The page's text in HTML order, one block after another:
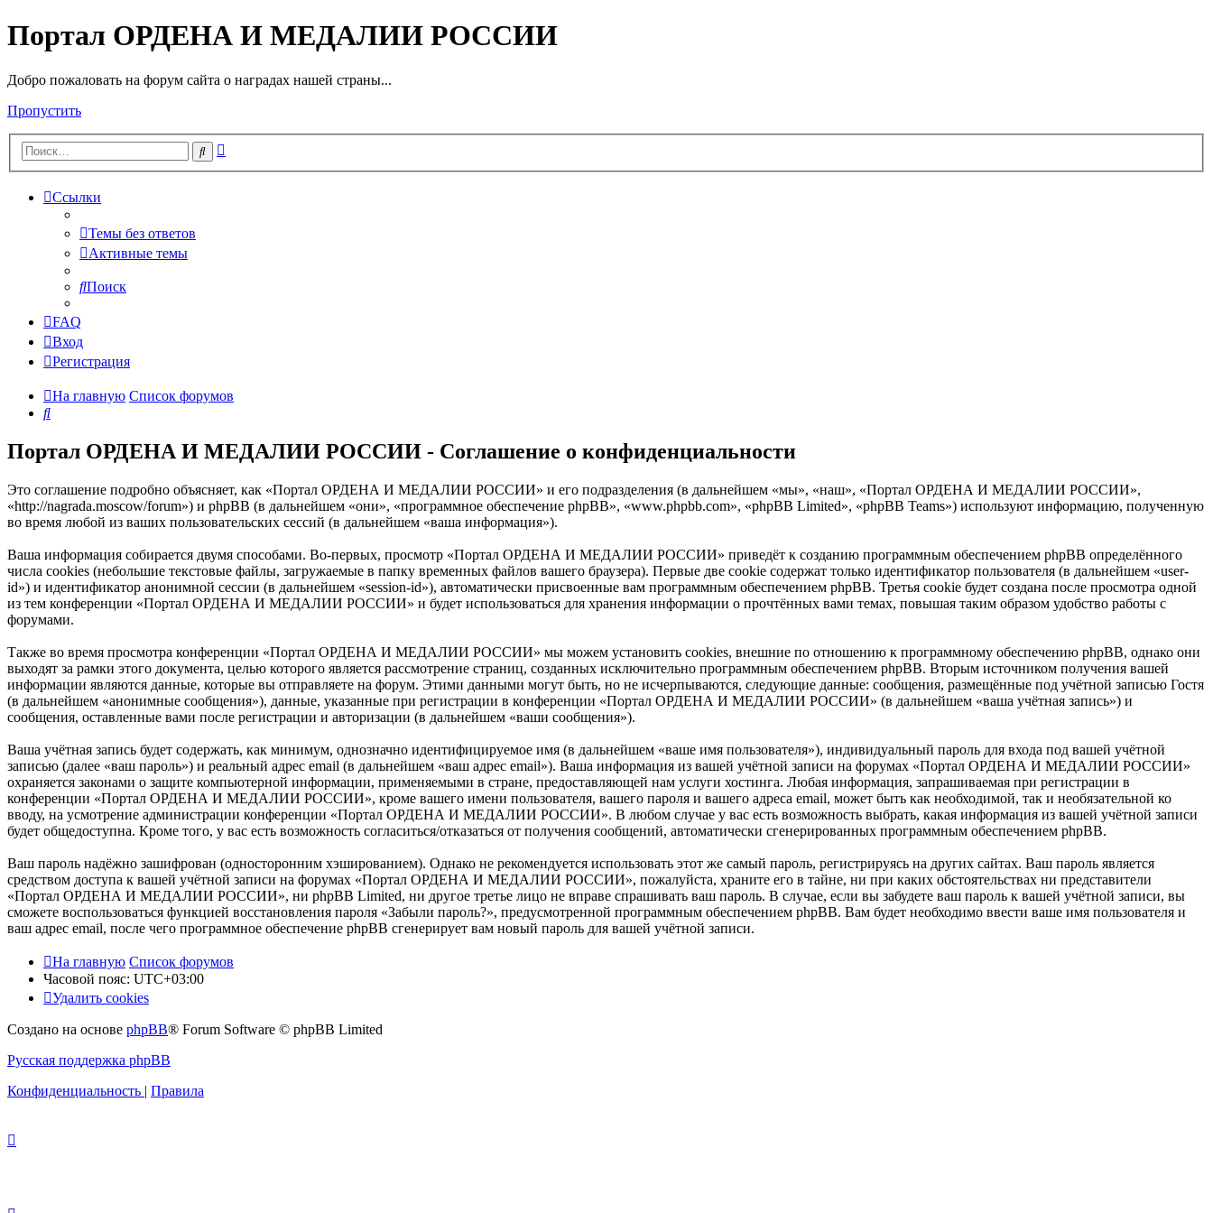
Портал ОРДЕНА И МЕДАЛИИ РОССИИ
Добро пожаловать на форум сайта о наградах нашей страны...
Пропустить
Поиск
Ссылки
Темы без ответов
Активные темы
Поиск
FAQ
Вход
Регистрация
На главную Список форумов
Поиск
Портал ОРДЕНА И МЕДАЛИИ РОССИИ - Соглашение о конфиденциальности
Это соглашение подробно объясняет, как «Портал ОРДЕНА И МЕДАЛИИ РОССИИ» и его подразделения (в дальнейшем «мы», «наш», «Портал ОРДЕНА И МЕДАЛИИ РОССИИ»,
«http://nagrada.moscow/forum») и phpBB (в дальнейшем «они», «программное обеспечение phpBB», «www.phpbb.com», «phpBB Limited», «phpBB Teams») используют информацию, полученную
во время любой из ваших пользовательских сессий (в дальнейшем «ваша информация»).
Ваша информация собирается двумя способами. Во-первых, просмотр «Портал ОРДЕНА И МЕДАЛИИ РОССИИ» приведёт к созданию программным обеспечением phpBB определённого
числа cookies (небольшие текстовые файлы, загружаемые в папку временных файлов вашего браузера). Первые две cookie содержат только идентификатор пользователя (в дальнейшем «user-
id») и идентификатор анонимной сессии (в дальнейшем «session-id»), автоматически присвоенные вам программным обеспечением phpBB. Третья cookie будет создана после просмотра одной
из тем конференции «Портал ОРДЕНА И МЕДАЛИИ РОССИИ» и будет использоваться для хранения информации о прочтённых вами темах, повышая таким образом удобство работы с
форумами.
Также во время просмотра конференции «Портал ОРДЕНА И МЕДАЛИИ РОССИИ» мы можем установить cookies, внешние по отношению к программному обеспечению phpBB, однако они
выходят за рамки этого документа, целью которого является рассмотрение страниц, созданных исключительно программным обеспечением phpBB. Вторым источником получения вашей
информации являются данные, которые вы отправляете на форум. Этими данными могут быть, но не исчерпываются, следующие данные: сообщения, размещённые под учётной записью Гостя
(в дальнейшем «анонимные сообщения»), данные, указанные при регистрации в конференции «Портал ОРДЕНА И МЕДАЛИИ РОССИИ» (в дальнейшем «ваша учётная запись») и
сообщения, оставленные вами после регистрации и авторизации (в дальнейшем «ваши сообщения»).
Ваша учётная запись будет содержать, как минимум, однозначно идентифицируемое имя (в дальнейшем «ваше имя пользователя»), индивидуальный пароль для входа под вашей учётной
записью (далее «ваш пароль») и реальный адрес email (в дальнейшем «ваш адрес email»). Ваша информация из вашей учётной записи на форумах «Портал ОРДЕНА И МЕДАЛИИ РОССИИ»
охраняется законами о защите компьютерной информации, применяемыми в стране, предоставляющей нам услуги хостинга. Любая информация, запрашиваемая при регистрации в
конференции «Портал ОРДЕНА И МЕДАЛИИ РОССИИ», кроме вашего имени пользователя, вашего пароля и вашего адреса email, может быть как необходимой, так и необязательной ко
вводу, на усмотрение администрации конференции «Портал ОРДЕНА И МЕДАЛИИ РОССИИ». В любом случае у вас есть возможность выбрать, какая информация из вашей учётной записи
будет общедоступна. Кроме того, у вас есть возможность согласиться/отказаться от получения сообщений, автоматически сгенерированных программным обеспечением phpBB.
Ваш пароль надёжно зашифрован (односторонним хэшированием). Однако не рекомендуется использовать этот же самый пароль, регистрируясь на других сайтах. Ваш пароль является
средством доступа к вашей учётной записи на форумах «Портал ОРДЕНА И МЕДАЛИИ РОССИИ», пожалуйста, храните его в тайне, ни при каких обстоятельствах ни представители
«Портал ОРДЕНА И МЕДАЛИИ РОССИИ», ни phpBB Limited, ни другое третье лицо не вправе спрашивать ваш пароль. В случае, если вы забудете ваш пароль к вашей учётной записи, вы
сможете воспользоваться функцией восстановления пароля «Забыли пароль?», предусмотренной программным обеспечением phpBB. Вам будет необходимо ввести ваше имя пользователя и
ваш адрес email, после чего программное обеспечение phpBB сгенерирует вам новый пароль для вашей учётной записи.
На главную Список форумов
Часовой пояс: UTC+03:00
Удалить cookies
Создано на основе phpBB® Forum Software © phpBB Limited
Русская поддержка phpBB
Конфиденциальность | Правила